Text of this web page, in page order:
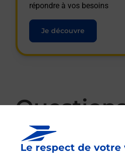
Le respect de
répondre à vos besoins
Je découvre
La téléassistance